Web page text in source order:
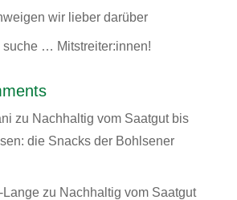
wir lieber darüber
suche … Mitstreiter:innen!
zu Nachhaltig vom Saatgut bis
die Snacks der Bohlsener
Langezu Nachhaltig vom Saatgut